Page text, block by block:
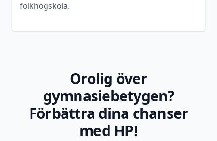
folkhögskola.
Orolig över
gymnasiebetygen?
Förbättra dina chanser
med HP!